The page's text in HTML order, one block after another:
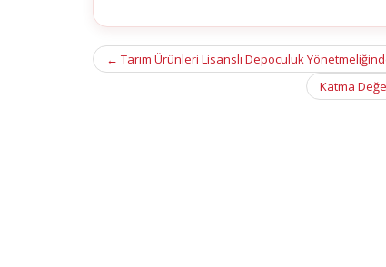
Post
← Tarım Ürünleri Lisanslı Depoculuk
Katma